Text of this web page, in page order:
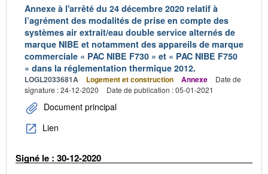
Annexe à l'arrêté du 24 décembre 2020 relatif à
l’agrément des modalités de prise en compte des
systèmes air extrait/eau double service alternés de
marque NIBE et notamment des appareils de marque
commerciale « PAC NIBE F730 » et « PAC NIBE F750
» dans la réglementation thermique 2012.
LOGL2033681A Logement et construction Annexe
Date de
signature : 24-12-2020
Date de publication : 05-01-2021
Document principal
Lien
Signé le : 30-12-2020